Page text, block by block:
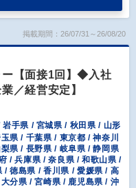
掲載期間：26/07/31～26/08/20
ー【面接1回】◆入社
／経営安定】
手県 / 宮城県 / 秋田県 / 山形
県 / 千葉県 / 東京都 / 神奈川
県 / 長野県 / 岐阜県 / 静岡県
/ 兵庫県 / 奈良県 / 和歌山県 /
/ 徳島県 / 香川県 / 愛媛県 / 高
分県 / 宮崎県 / 鹿児島県 / 沖